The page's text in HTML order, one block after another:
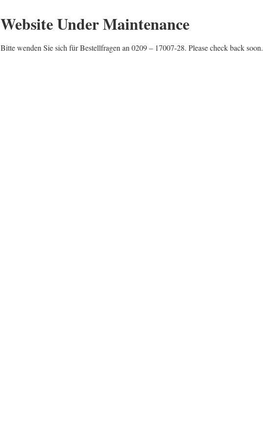
Website Under Maintenance
Bitte wenden Sie sich für Bestellfragen an 0209 – 17007-28. Please check back soon.